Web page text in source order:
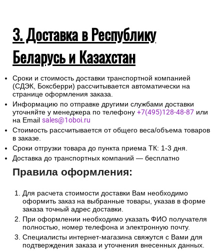
3. Доставка в Республику
Беларусь и Казахстан
Сроки и стоимость доставки транспортной компанией
(СДЭК, Боксберри) рассчитывается автоматически на
странице оформления заказа.
Информацию по отправке другими службами доставки
уточняйте у менеджера по телефону
на Emailsales@1oboi.ru
Стоимость рассчитывается от общего веса/объема товаров
Сроки отгрузки товара до пункта приема ТК: 1-3 дня.
Правила оформления:
Для расчета стоимости доставки Вам необходимо
оформить заказ на выбранные товары, указав в форме
заказа точный адрес доставки.
При оформлении необходимо указать ФИО получателя